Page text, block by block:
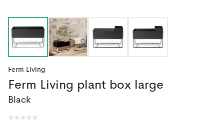
Ferm Living
Ferm Living plant box large
Black